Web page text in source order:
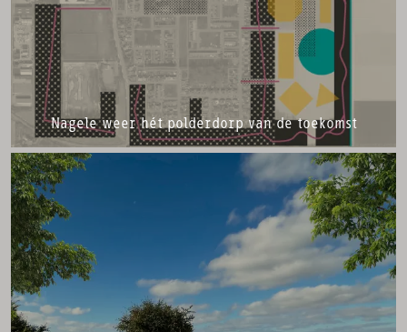
Nagele weer hét polderdorp van de toekomst